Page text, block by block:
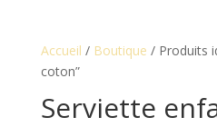
Accueil / Boutique / Produits
coton”
Serviette